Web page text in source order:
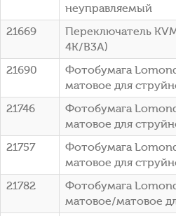
неуправляемый
21669
Переключатель
4K/B3A)
21690
Фотобумага
матовое для
21746
Фотобумага
матовое для
21757
Фотобумага
матовое для
21782
Фотобумага
матовое/матовое